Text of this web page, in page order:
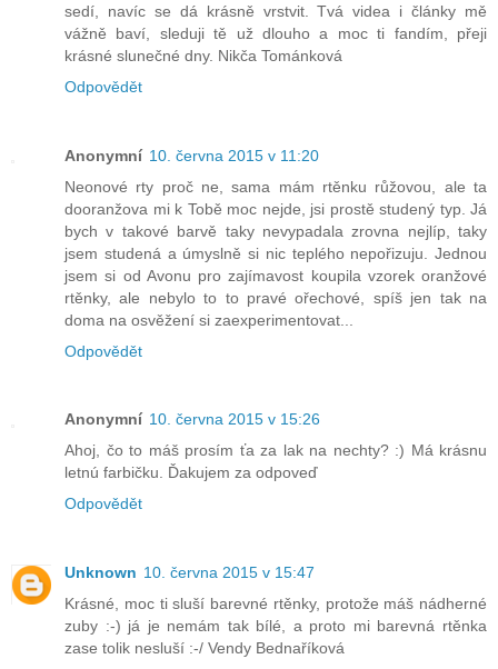
sedí, navíc se dá krásně vrstvit. Tvá videa i články mě
vážně baví, sleduji tě už dlouho a moc ti fandím, přeji
krásné slunečné dny. Nikča Tománková
Odpovědět
Anonymní 10. června 2015 v 11:20
Neonové rty proč ne, sama mám rtěnku růžovou, ale ta
dooranžova mi k Tobě moc nejde, jsi prostě studený typ. Já
bych v takové barvě taky nevypadala zrovna nejlíp, taky
jsem studená a úmyslně si nic teplého nepořizuju. Jednou
jsem si od Avonu pro zajímavost koupila vzorek oranžové
rtěnky, ale nebylo to to pravé ořechové, spíš jen tak na
doma na osvěžení si zaexperimentovat...
Odpovědět
Anonymní 10. června 2015 v 15:26
Ahoj, čo to máš prosím ťa za lak na nechty? :) Má krásnu
letnú farbičku. Ďakujem za odpoveď
Odpovědět
Unknown 10. června 2015 v 15:47
Krásné, moc ti sluší barevné rtěnky, protože máš nádherné
zuby :-) já je nemám tak bílé, a proto mi barevná rtěnka
zase tolik nesluší :-/ Vendy Bednaříková